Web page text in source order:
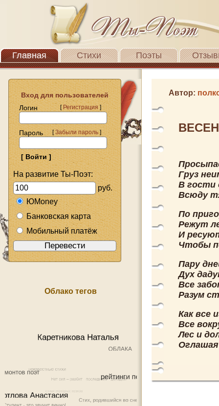
Главная Стихи Поэты
Вход для пользователей
Логин
[Регистрация]
Пароль [Забыли пароль]
На развитие Ты-Поэт:
руб.
ЮMoney
Банковская карта
Мобильный платёж
Облако тегов
Автор:
Груз
В гости
Всюду
По
Режут
И
Чтобы
Пару
Дух
Все
Разум
Как все
Все
Лес и